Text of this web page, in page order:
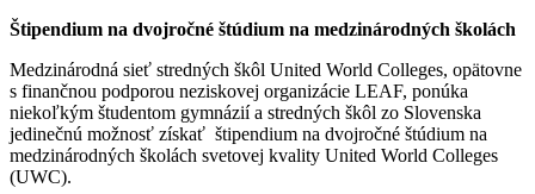
Štipendium na dvojročné štúdium na medzinárodných školách
Medzinárodná sieť stredných škôl United World Colleges, opätovne
s finančnou podporou neziskovej organizácie LEAF, ponúka
niekoľkým študentom gymnázií a stredných škôl zo Slovenska
jedinečnú možnosť získať štipendium na dvojročné štúdium na
medzinárodných školách svetovej kvality United World Colleges
(UWC).